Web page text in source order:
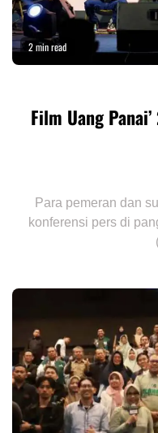
2 min read
Film Uang
Para pemeran dan
konferensi pers di